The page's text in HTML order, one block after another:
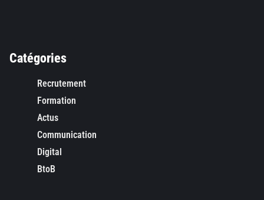
Catégories
Recrutement
Formation
Actus
Communication
Digital
BtoB